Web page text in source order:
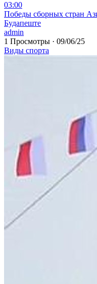
03:00
⁣Победы сборных стран
Будапеште
admin
1 Просмотры · 09/06/25
Виды спорта